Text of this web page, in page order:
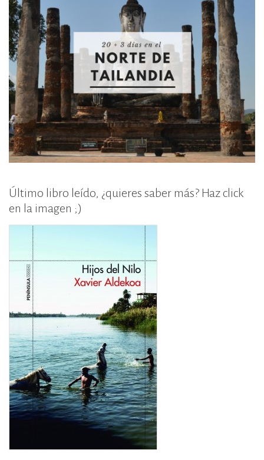
Último libro leído, ¿quieres saber más? Haz click
en la imagen ;)